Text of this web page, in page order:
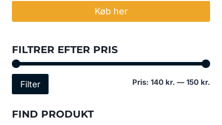
Køb her
FILTRER EFTER PRIS
Filter Pris: 140 kr. — 150 kr.
FIND PRODUKT